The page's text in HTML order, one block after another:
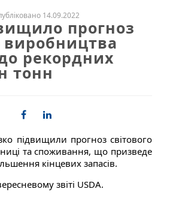
14.09.2022
прогноз
виробництва
рекордних
тонн
підвищили прогноз світового
та споживання, що призведе
кінцевих запасів.
звіті USDA.